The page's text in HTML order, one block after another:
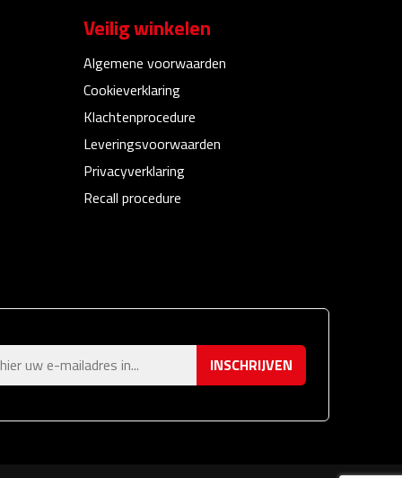
Veilig winkelen
Algemene voorwaarden
Cookieverklaring
Klachtenprocedure
Leveringsvoorwaarden
Privacyverklaring
Recall procedure